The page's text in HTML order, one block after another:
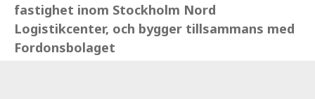
fastighet inom Stockholm Nord
Logistikcenter, och bygger tillsammans med
Fordonsbolaget